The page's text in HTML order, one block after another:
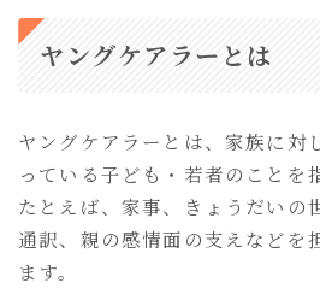
ヤングケアラーとは
ヤングケアラーとは、家族に対
っている子ども・若者のことを
たとえば、家事、きょうだいの
通訳、親の感情面の支えなどを
ます。